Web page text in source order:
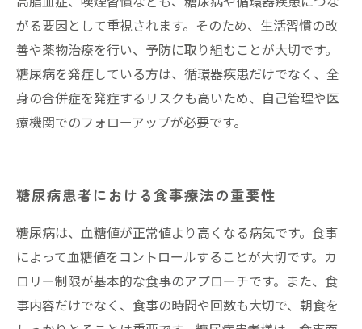
がる要因として重視されます。そのため、生活習慣の改
善や薬物治療を行い、予防に取り組むことが大切です。
糖尿病を発症している方は、循環器疾患だけでなく、全
身の合併症を発症するリスクも高いため、自己管理や医
療機関でのフォローアップが必要です。
糖尿病患者における食事療法の重要性
糖尿病は、血糖値が正常値より高くなる病気です。食事
によって血糖値をコントロールすることが大切です。カ
ロリー制限が基本的な食事のアプローチです。また、食
事内容だけでなく、食事の時間や回数も大切で、朝食を